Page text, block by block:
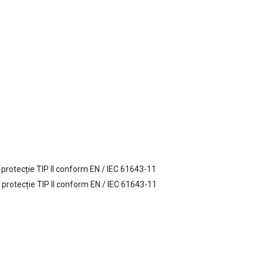
TIP II conform EN / IEC 61643-11
TIP II conform EN / IEC 61643-11